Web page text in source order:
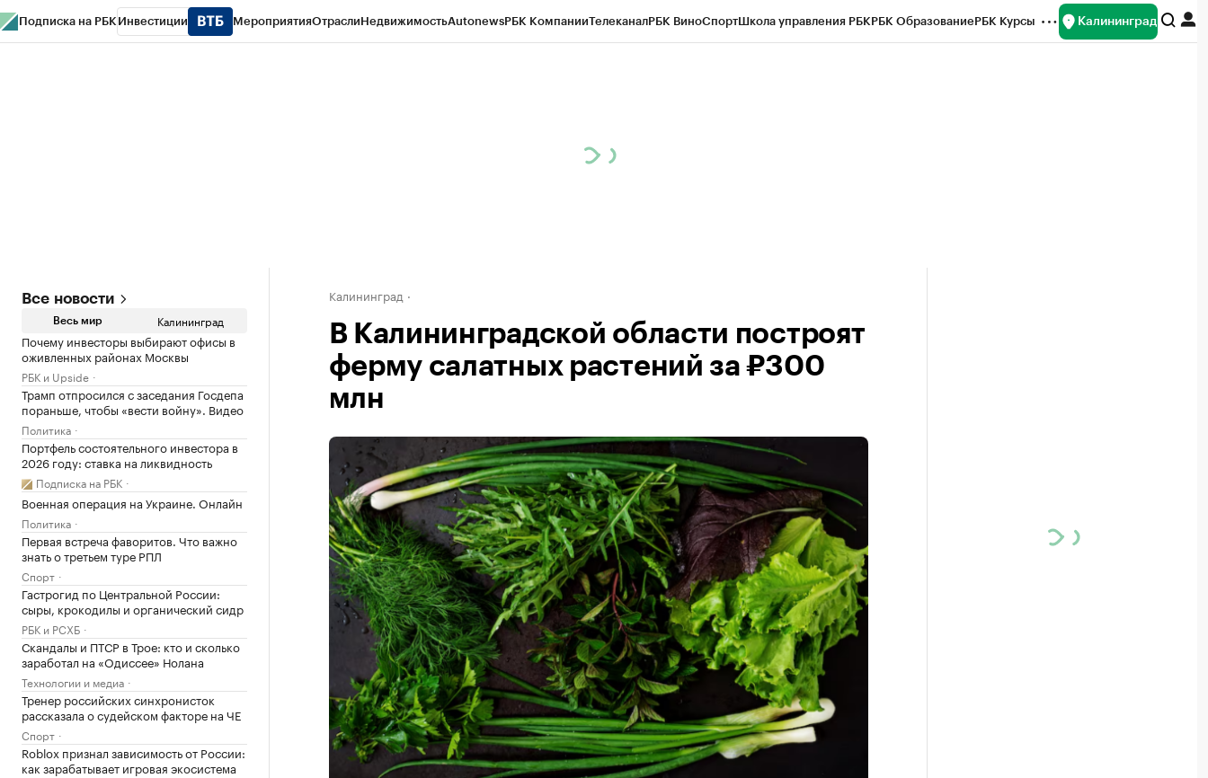
Подписка на РБК Инвестиции МероприятияОтраслиНедвижимостьAutonewsРБК КомпанииТелеканалРБК ВиноСпортШкола управления РБКРБК ОбразованиеРБК Курсы Калининград
Все новости
Весь мир Калининград
Почему инвесторы выбирают офисы в
оживленных районах Москвы
РБК и Upside
Трамп отпросился с заседания Госдепа
пораньше, чтобы «вести войну». Видео
Политика
Портфель состоятельного инвестора в
2026 году: ставка на ликвидность
Подписка на РБК
Военная операция на Украине. Онлайн
Политика
Первая встреча фаворитов. Что важно
знать о третьем туре РПЛ
Спорт
Гастрогид по Центральной России:
сыры, крокодилы и органический сидр
РБК и РСХБ
Скандалы и ПТСР в Трое: кто и сколько
заработал на «Одиссее» Нолана
Технологии и медиа
Тренер российских синхронисток
рассказала о судейском факторе на ЧЕ
Спорт
Roblox признал зависимость от России:
как зарабатывает игровая экосистема
Калининград
В Калининградской области построят
ферму салатных растений за ₽300
млн